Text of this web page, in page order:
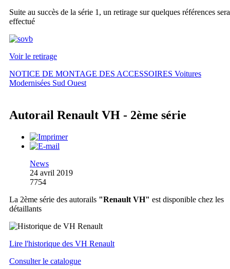
Suite au succès de la série 1, un retirage sur quelques références sera
effectué
Voir le retirage
NOTICE DE MONTAGE DES ACCESSOIRES Voitures
Modernisées Sud Ouest
Autorail Renault VH - 2ème série
News
24 avril 2019
7754
La 2ème série des autorails "Renault VH" est disponible chez les
détaillants
Lire l'historique des VH Renault
Consulter le catalogue